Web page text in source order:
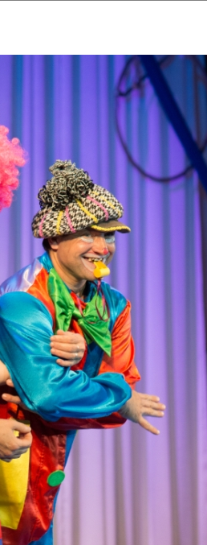
Республики
Афиша
"ДВОРЕЦ
«Ровесник» Дом культуры с.
Светлана Георгиевна